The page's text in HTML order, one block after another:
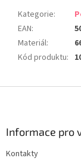
Kategorie:
EAN:
Materiál:
Kód produktu:
Informace pro
Kontakty